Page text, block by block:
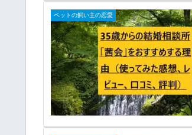
ペットの飼い主の恋愛